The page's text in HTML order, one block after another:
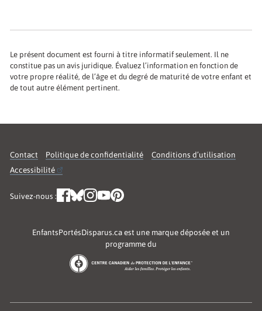
Le présent document est fourni à titre informatif seulement. Il ne
constitue pas un avis juridique. Évaluez l’information en fonction de
votre propre réalité, de l’âge et du degré de maturité de votre enfant et
de tout autre élément pertinent.
Contact Politique de confidentialité
Conditions d’utilisation
Accessibilité
Suivez-nous :
EnfantsPortésDisparus.ca est une marque déposée et un
programme du